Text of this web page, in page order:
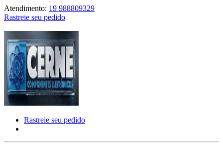
Atendimento: 19 988809329
Rastreie seu pedido
Rastreie seu pedido